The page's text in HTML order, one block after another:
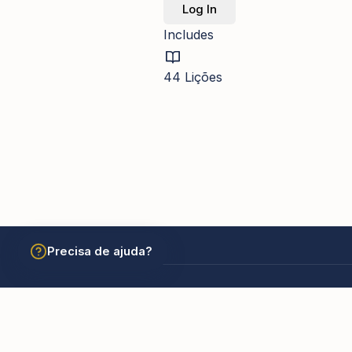
Log In
Includes
44 Lições
Precisa de ajuda?